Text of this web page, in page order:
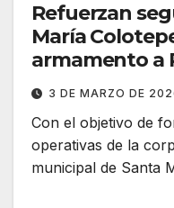
Refuerzan
María
armamento a
3 DE MARZO DE
Con el objetivo de
operativas de la
municipal de Santa